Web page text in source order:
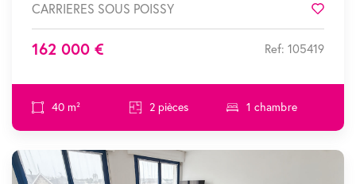
CARRIERES SOUS POISSY
162 000 € Ref: 105419
40 m² 2 pièces 1 chambre
SOUS COMPROMIS